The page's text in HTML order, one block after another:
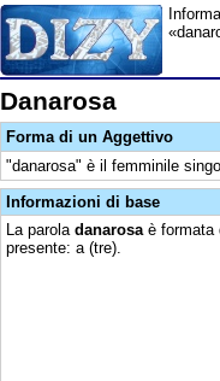
Danarosa
Forma di un Aggettivo
"danarosa" è il femminile
Informazioni di base
La parola danarosa è formata
presente: a (tre).